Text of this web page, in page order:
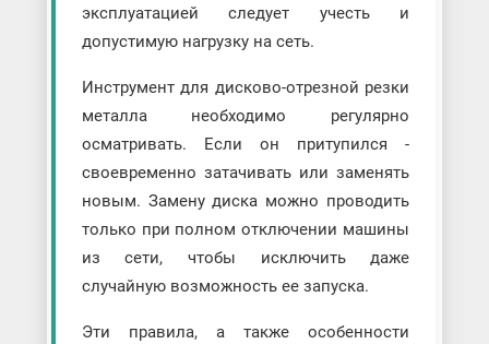
эксплуатацией следует учесть и
допустимую нагрузку на сеть.
Инструмент для дисково-отрезной резки
металла необходимо регулярно
осматривать. Если он притупился -
своевременно затачивать или заменять
новым. Замену диска можно проводить
только при полном отключении машины
из сети, чтобы исключить даже
случайную возможность ее запуска.
Эти правила, а также особенности